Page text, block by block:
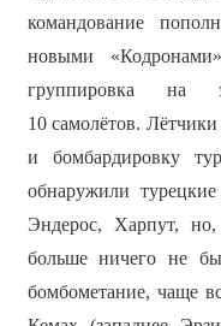
командование
новыми
группировка на
10 самолётов.
и бомбардировку
обнаружили
Эндерос, Харпут,
больше ничего не
бомбометание, чаще